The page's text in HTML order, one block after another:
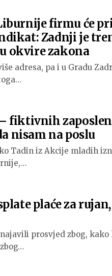
Liburnije firmu će
Zadnji je
okvire zakona
adresa, pa i u Gradu
– fiktivnih
nisam na poslu
Tadin iz Akcije mladih
plaće za
prosvjed zbog, kako